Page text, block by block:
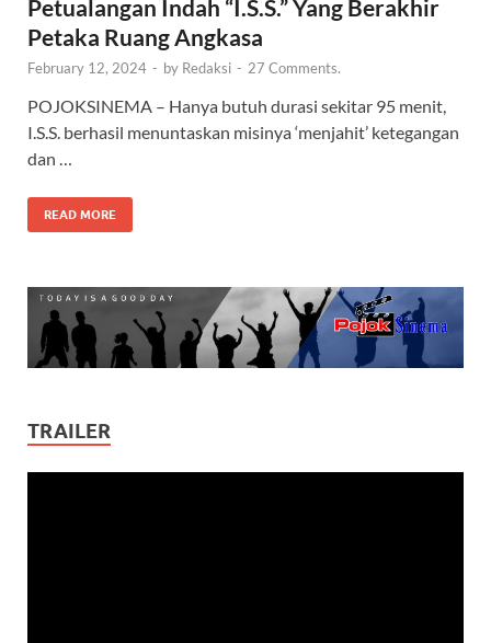
Petualangan Indah “I.S.S.” Yang Berakhir
Petaka Ruang Angkasa
February 12, 2024 - by Redaksi - 27 Comments.
POJOKSINEMA – Hanya butuh durasi sekitar 95 menit,
I.S.S. berhasil menuntaskan misinya ‘menjahit’ ketegangan
dan …
READ MORE
TRAILER